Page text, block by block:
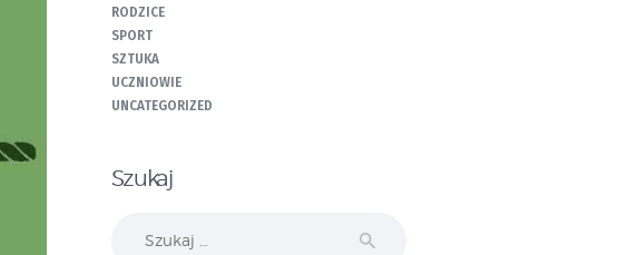
RODZICE
SPORT
SZTUKA
UCZNIOWIE
UNCATEGORIZED
Szukaj